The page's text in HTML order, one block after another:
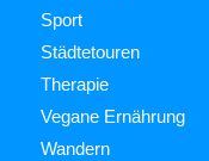
Sport
Städtetouren
Therapie
Vegane Ernährung
Wandern